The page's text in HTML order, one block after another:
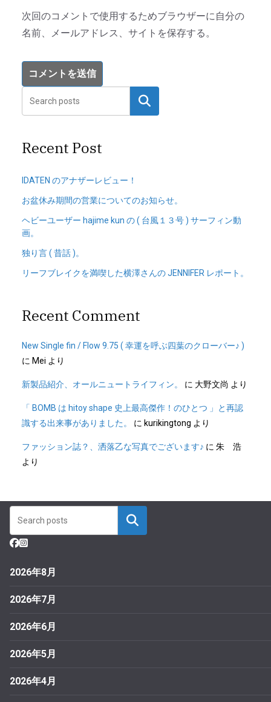
次回のコメントで使用するためブラウザーに自分の
名前、メールアドレス、サイトを保存する。
検索
Recent Post
IDATEN のアナザーレビュー！
お盆休み期間の営業についてのお知らせ。
ヘビーユーザー hajime kun の ( 台風１３号 ) サーフィン動
画。
独り言 ( 昔話 )。
リーフブレイクを満喫した横澤さんの JENNIFER レポート。
Recent Comment
New Single fin / Flow 9.75 ( 幸運を呼ぶ四葉のクローバー♪ )
に Mei より
新製品紹介、オールニュートライフィン。 に 大野文尚 より
「 BOMB は hitoy shape 史上最高傑作！のひとつ 」と再認
識する出来事がありました。
に kurikingtong より
ファッション誌？、洒落乙な写真でございます♪ に 朱 浩
より
2026年8月
2026年7月
2026年6月
2026年5月
2026年4月